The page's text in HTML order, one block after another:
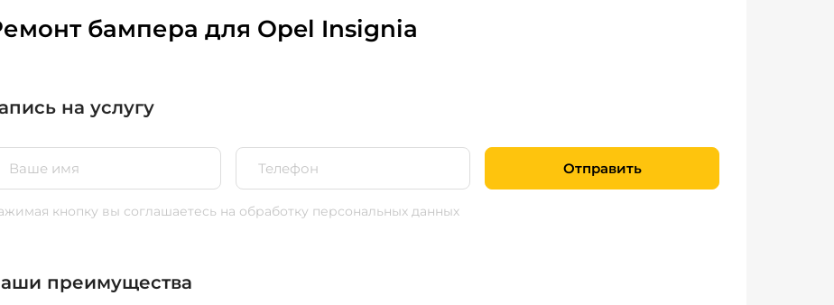
бампера для Opel Insignia
на услугу
Отправить
кнопку вы соглашаетесь на обработку персональных данных
преимущества